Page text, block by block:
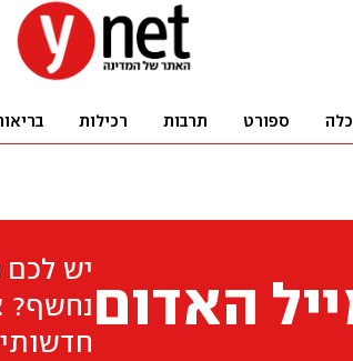
ספורט תרבות רכילות
האדום
יש
נחשף?